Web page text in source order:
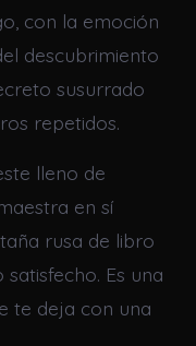
con la emoción
descubrimiento
susurrado
repetidos.
lleno de
en sí
rusa de libro
Es una
te deja con una